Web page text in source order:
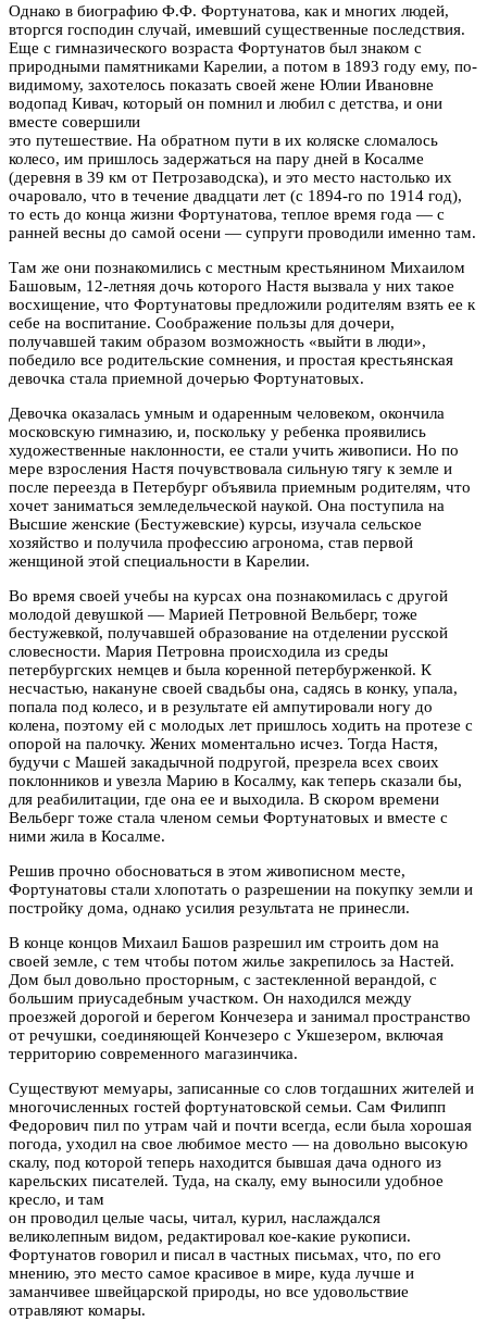
Однако в биографию Ф.Ф. Фортунатова, как и многих людей,
вторгся господин случай, имевший существенные последствия.
Еще с гимназического возраста Фортунатов был знаком с
природными памятниками Карелии, а потом в 1893 году ему, по-
видимому, захотелось показать своей жене Юлии Ивановне
водопад Кивач, который он помнил и любил с детства, и они
вместе совершили
это путешествие. На обратном пути в их коляске сломалось
колесо, им пришлось задержаться на пару дней в Косалме
(деревня в 39 км от Петрозаводска), и это место настолько их
очаровало, что в течение двадцати лет (с 1894-го по 1914 год),
то есть до конца жизни Фортунатова, теплое время года — с
ранней весны до самой осени — супруги проводили именно там.
Там же они познакомились с местным крестьянином Михаилом
Башовым, 12-летняя дочь которого Настя вызвала у них такое
восхищение, что Фортунатовы предложили родителям взять ее к
себе на воспитание. Соображение пользы для дочери,
получавшей таким образом возможность «выйти в люди»,
победило все родительские сомнения, и простая крестьянская
девочка стала приемной дочерью Фортунатовых.
Девочка оказалась умным и одаренным человеком, окончила
московскую гимназию, и, поскольку у ребенка проявились
художественные наклонности, ее стали учить живописи. Но по
мере взросления Настя почувствовала сильную тягу к земле и
после переезда в Петербург объявила приемным родителям, что
хочет заниматься земледельческой наукой. Она поступила на
Высшие женские (Бестужевские) курсы, изучала сельское
хозяйство и получила профессию агронома, став первой
женщиной этой специальности в Карелии.
Во время своей учебы на курсах она познакомилась с другой
молодой девушкой — Марией Петровной Вельберг, тоже
бестужевкой, получавшей образование на отделении русской
словесности. Мария Петровна происходила из среды
петербургских немцев и была коренной петербурженкой. К
несчастью, накануне своей свадьбы она, садясь в конку, упала,
попала под колесо, и в результате ей ампутировали ногу до
колена, поэтому ей с молодых лет пришлось ходить на протезе с
опорой на палочку. Жених моментально исчез. Тогда Настя,
будучи с Машей закадычной подругой, презрела всех своих
поклонников и увезла Марию в Косалму, как теперь сказали бы,
для реабилитации, где она ее и выходила. В скором времени
Вельберг тоже стала членом семьи Фортунатовых и вместе с
ними жила в Косалме.
Решив прочно обосноваться в этом живописном месте,
Фортунатовы стали хлопотать о разрешении на покупку земли и
постройку дома, однако усилия результата не принесли.
В конце концов Михаил Башов разрешил им строить дом на
своей земле, с тем чтобы потом жилье закрепилось за Настей.
Дом был довольно просторным, с застекленной верандой, с
большим приусадебным участком. Он находился между
проезжей дорогой и берегом Кончезера и занимал пространство
от речушки, соединяющей Кончезеро с Укшезером, включая
территорию современного магазинчика.
Существуют мемуары, записанные со слов тогдашних жителей и
многочисленных гостей фортунатовской семьи. Сам Филипп
Федорович пил по утрам чай и почти всегда, если была хорошая
погода, уходил на свое любимое место — на довольно высокую
скалу, под которой теперь находится бывшая дача одного из
карельских писателей. Туда, на скалу, ему выносили удобное
кресло, и там
он проводил целые часы, читал, курил, наслаждался
великолепным видом, редактировал кое-какие рукописи.
Фортунатов говорил и писал в частных письмах, что, по его
мнению, это место самое красивое в мире, куда лучше и
заманчивее швейцарской природы, но все удовольствие
отравляют комары.